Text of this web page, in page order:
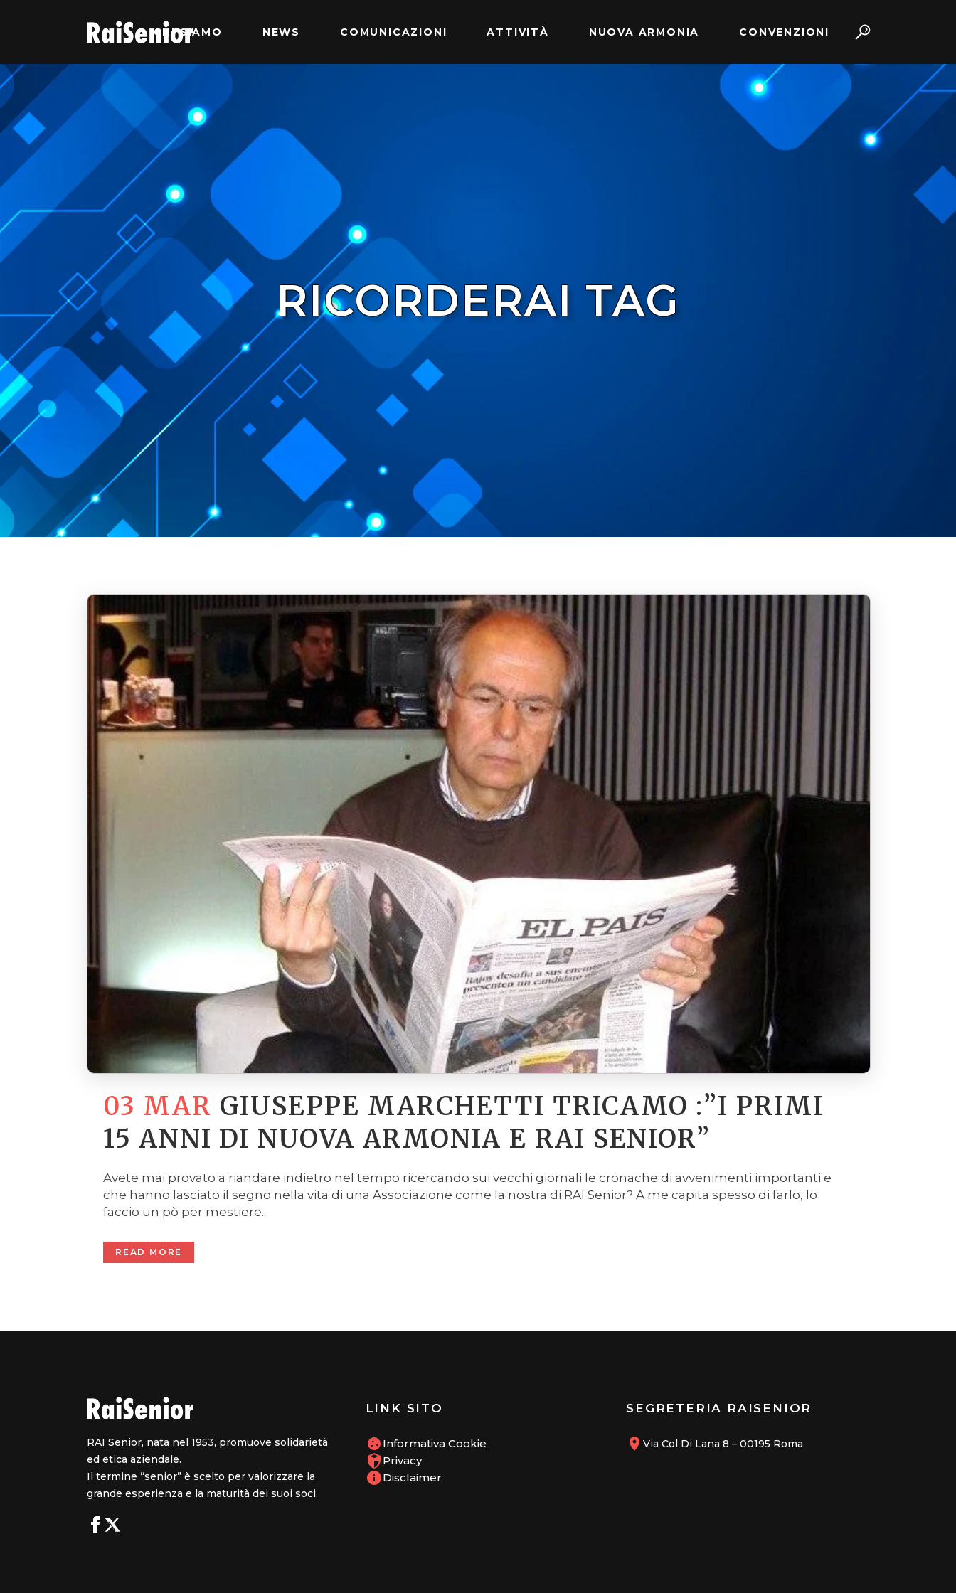
CHI SIAMO NEWS COMUNICAZIONI ATTIVITÀ NUOVA ARMONIA CONVENZIONI
RICORDERAI TAG
03 MAR GIUSEPPE MARCHETTI TRICAMO :”I PRIMI
15 ANNI DI NUOVA ARMONIA E RAI SENIOR”
Avete mai provato a riandare indietro nel tempo ricercando sui vecchi giornali le cronache di avvenimenti importanti e
che hanno lasciato il segno nella vita di una Associazione come la nostra di RAI Senior? A me capita spesso di farlo, lo
faccio un pò per mestiere...
READ MORE
RAI Senior, nata nel 1953, promuove solidarietà
ed etica aziendale.
Il termine “senior” è scelto per valorizzare la
grande esperienza e la maturità dei suoi soci.
LINK SITO
Informativa Cookie
Privacy
Disclaimer
SEGRETERIA RAISENIOR
Via Col Di Lana 8 – 00195 Roma